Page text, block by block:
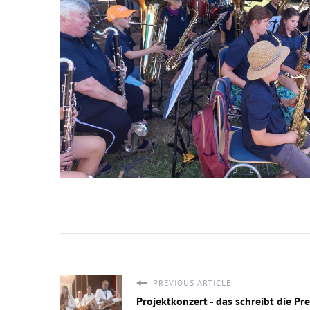
PREVIOUS ARTICLE
Projektkonzert - das schreibt die